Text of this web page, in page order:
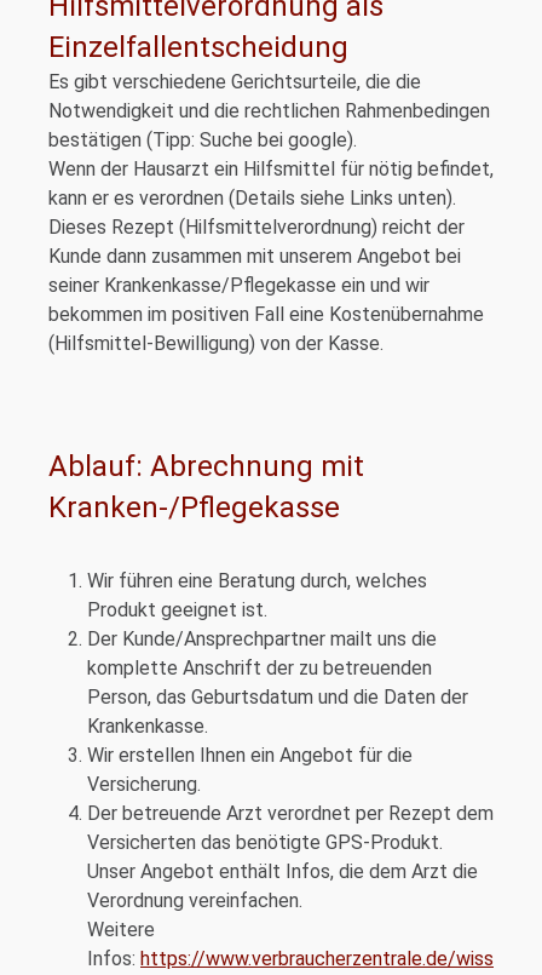
Einzelfallentscheidung
Es gibt verschiedene Gerichtsurteile, die die
Notwendigkeit und die rechtlichen Rahmenbedingen
bestätigen (Tipp: Suche bei google).
Wenn der Hausarzt ein Hilfsmittel für nötig befindet,
kann er es verordnen (Details siehe Links unten).
Dieses Rezept (Hilfsmittelverordnung) reicht der
Kunde dann zusammen mit unserem Angebot bei
seiner Krankenkasse/Pflegekasse ein und wir
bekommen im positiven Fall eine Kostenübernahme
(Hilfsmittel-Bewilligung) von der Kasse.
Ablauf: Abrechnung mit
Kranken-/Pflegekasse
Wir führen eine Beratung durch, welches
Produkt geeignet ist.
Der Kunde/Ansprechpartner mailt uns die
komplette Anschrift der zu betreuenden
Person, das Geburtsdatum und die Daten der
Krankenkasse.
Wir erstellen Ihnen ein Angebot für die
Versicherung.
Der betreuende Arzt verordnet per Rezept dem
Versicherten das benötigte GPS-Produkt.
Unser Angebot enthält Infos, die dem Arzt die
Verordnung vereinfachen.
Weitere
Infos: https://www.verbraucherzentrale.de/wiss